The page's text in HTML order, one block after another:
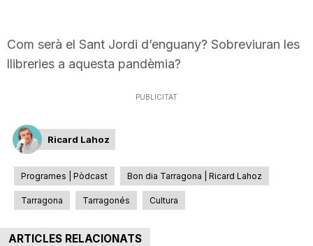
T
a
r
Com serà el Sant Jordi d’enguany? Sobreviuran les
llibreries a aquesta pandèmia?
PUBLICITAT
Ricard Lahoz
Programes | Pòdcast Bon dia Tarragona | Ricard Lahoz
Tarragona Tarragonés Cultura
ARTICLES RELACIONATS